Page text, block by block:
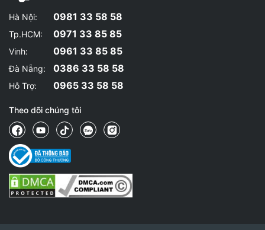
Hà Nội: 0981 33 58 58
Tp.HCM: 0971 33 85 85
Vinh: 0961 33 85 85
Đà Nẵng: 0386 33 58 58
Hỗ Trợ: 0965 33 58 58
Theo dõi chúng tôi